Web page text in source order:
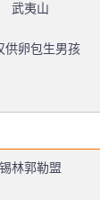
武夷山
供卵包生男孩
锡林郭勒盟